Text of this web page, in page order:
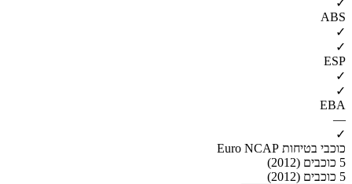
ABS
✓
✓
ESP
✓
✓
EBA
—
✓
כוכבי בטיחות Euro NCAP
5 כוכבים (2012)
5 כוכבים (2012)